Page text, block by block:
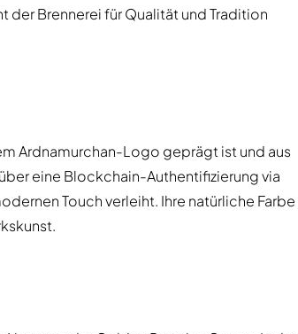
Brennerei für Qualität und Tradition
Ardnamurchan-Logo geprägt ist und aus
eine Blockchain-Authentifizierung via
Touch verleiht. Ihre natürliche Farbe